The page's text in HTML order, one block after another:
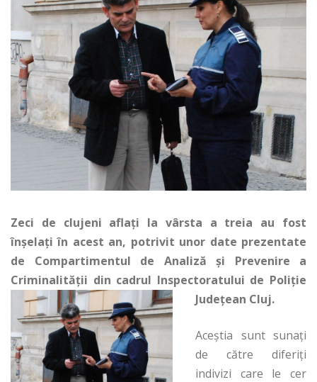
Zeci de clujeni aflaţi la vârsta a treia au fost
înşelaţi în acest an, potrivit unor date prezentate
de Compartimentul de Analiză şi Prevenire a
Criminalităţii din cadrul Inspectoratului de Poliţie
Judeţean Cluj.
Aceştia sunt sunaţi
de către diferiţi
indivizi care le cer